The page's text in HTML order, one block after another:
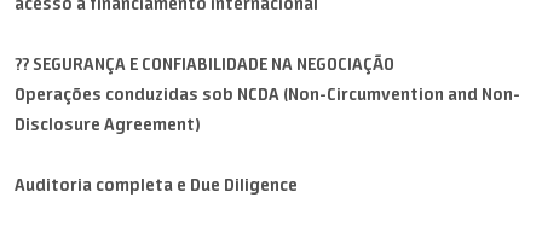
?? SEGURANÇA E CONFIABILIDADE NA NEGOCIAÇÃO
Operações conduzidas sob NCDA (Non-Circumvention and Non-
Disclosure Agreement)
Auditoria completa e Due Diligence